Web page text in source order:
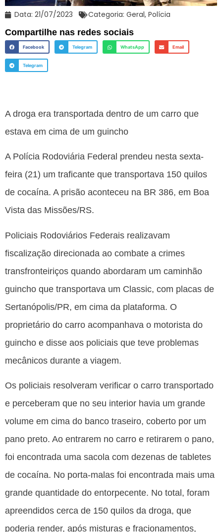
Data: 21/07/2023 Categoria: Geral, Polícia
Compartilhe nas redes sociais
Facebook Telegram WhatsApp Email
Telegram
A droga era transportada dentro de um carro que
estava em cima de um guincho
A Polícia Rodoviária Federal prendeu nesta sexta-
feira (21) um traficante que transportava 150 quilos
de cocaína. A prisão aconteceu na BR 386, em Boa
Vista das Missões/RS.
Policiais Rodoviários Federais realizavam
fiscalização direcionada ao combate a crimes
transfronteiriços quando abordaram um caminhão
guincho que transportava um Classic, com placas de
Sertanópolis/PR, em cima da plataforma. O
proprietário do carro acompanhava o motorista do
guincho e disse aos policiais que teve problemas
mecânicos durante a viagem.
Os policiais resolveram verificar o carro transportado
e perceberam que no seu interior havia um grande
volume em cima do banco traseiro, coberto por um
pano preto. Ao entrarem no carro e retirarem o pano,
foi encontrada uma sacola com dezenas de tabletes
de cocaína. No porta-malas foi encontrada mais uma
grande quantidade do entorpecente. No total, foram
apreendidos cerca de 150 quilos da droga, que
poderia render, após misturas e fracionamentos,